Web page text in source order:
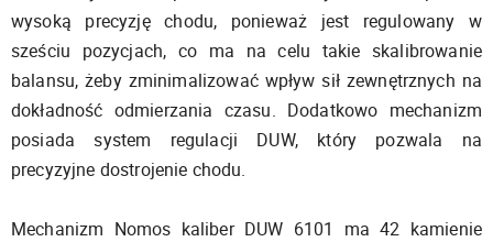
wysoką precyzję chodu, ponieważ jest regulowany w
sześciu pozycjach, co ma na celu takie skalibrowanie
balansu, żeby zminimalizować wpływ sił zewnętrznych na
dokładność odmierzania czasu. Dodatkowo mechanizm
posiada system regulacji DUW, który pozwala na
precyzyjne dostrojenie chodu.
Mechanizm Nomos kaliber DUW 6101 ma 42 kamienie